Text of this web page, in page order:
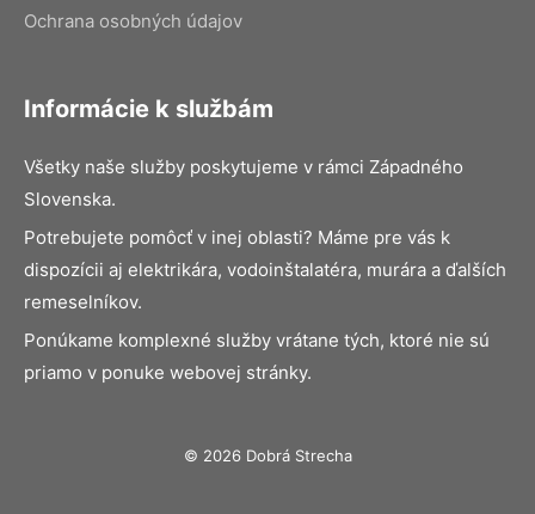
Ochrana osobných údajov
Informácie k službám
Všetky naše služby poskytujeme v rámci Západného
Slovenska.
Potrebujete pomôcť v inej oblasti? Máme pre vás k
dispozícii aj elektrikára, vodoinštalatéra, murára a ďalších
remeselníkov.
Ponúkame komplexné služby vrátane tých, ktoré nie sú
priamo v ponuke webovej stránky.
© 2026 Dobrá Strecha